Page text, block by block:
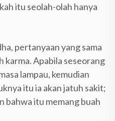
itu seolah-olah hanya
pertanyaan yang sama
karma. Apabila seseorang
lampau, kemudian
itu ia akan jatuh sakit;
bahwa itu memang buah